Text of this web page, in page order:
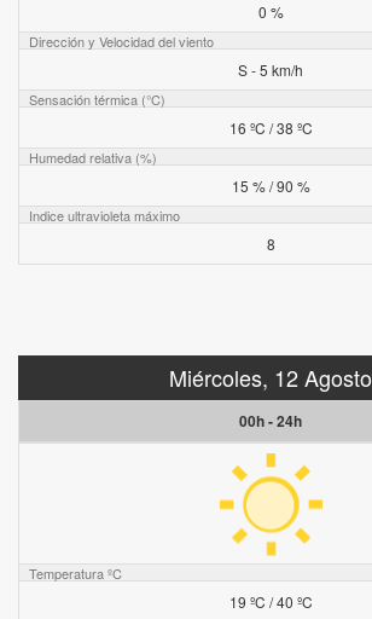
0 %
Dirección y Velocidad del viento
S - 5 km/h
Sensación térmica (°C)
16 ºC / 38 ºC
Humedad relativa (%)
15 % / 90 %
Indice ultravioleta máximo
8
Miércoles, 12 Agosto
00h - 24h
Temperatura ºC
19 ºC / 40 ºC